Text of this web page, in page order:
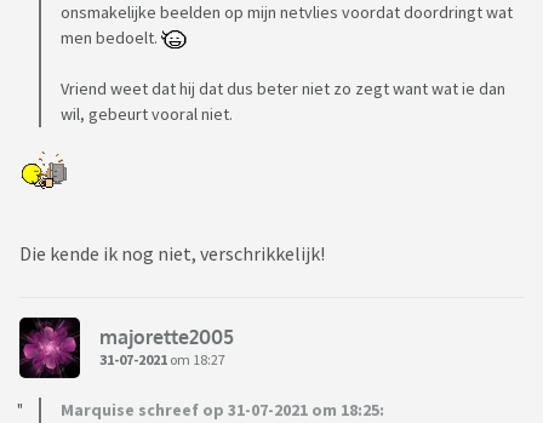
onsmakelijke beelden op mijn netvlies voordat doordringt wat
men bedoelt.
Vriend weet dat hij dat dus beter niet zo zegt want wat ie dan
wil, gebeurt vooral niet.
Die kende ik nog niet, verschrikkelijk!
majorette2005
31-07-2021 om 18:27
Marquise schreef op 31-07-2021 om 18:25: